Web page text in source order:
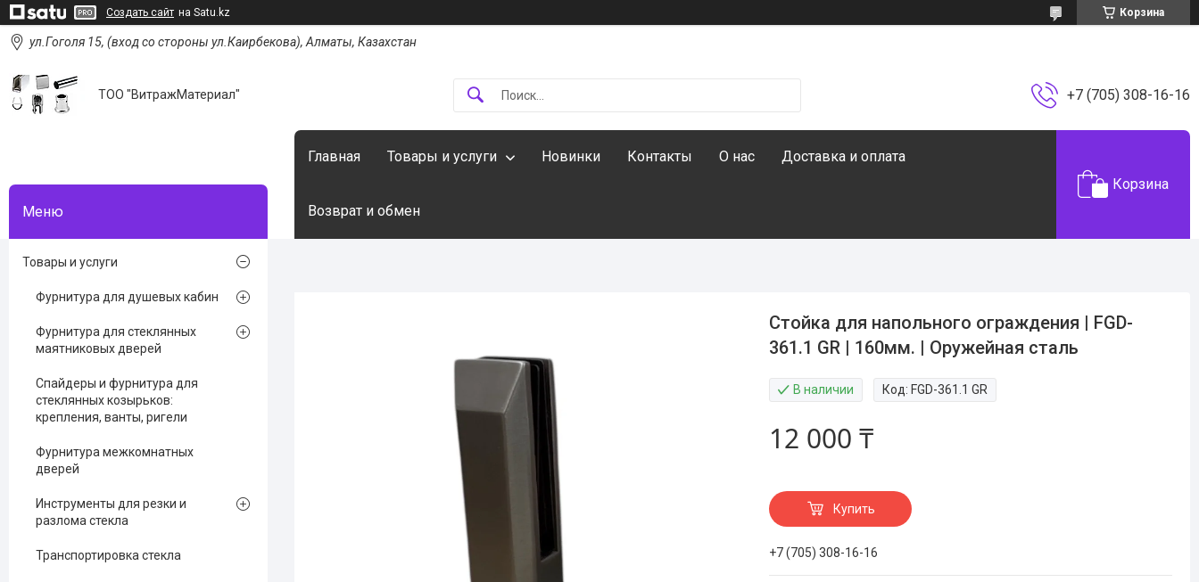
Создать сайт на Satu.kz Корзина
ул.Гоголя 15, (вход со стороны ул.Каирбекова), Алматы, Казахстан
ТОО "ВитражМатериал" +7 (705) 308-16-16
Главная Товары и услуги Новинки Контакты О нас Доставка и оплата
Возврат и обмен
Корзина
Стойка для напольного ограждения | FGD-
361.1 GR | 160мм. | Оружейная сталь
В наличии Код: FGD-361.1 GR
12 000 ₸
Купить
+7 (705) 308-16-16
Товары и услуги
Фурнитура для душевых кабин
Фурнитура для стеклянных
маятниковых дверей
Спайдеры и фурнитура для
стеклянных козырьков:
крепления, ванты, ригели
Фурнитура межкомнатных
дверей
Инструменты для резки и
разлома стекла
Транспортировка стекла